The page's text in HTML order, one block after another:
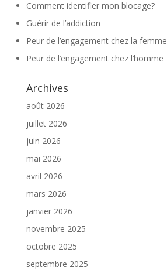
Comment identifier mon blocage?
Guérir de l’addiction
Peur de l’engagement chez la femme
Peur de l’engagement chez l’homme
Archives
août 2026
juillet 2026
juin 2026
mai 2026
avril 2026
mars 2026
janvier 2026
novembre 2025
octobre 2025
septembre 2025